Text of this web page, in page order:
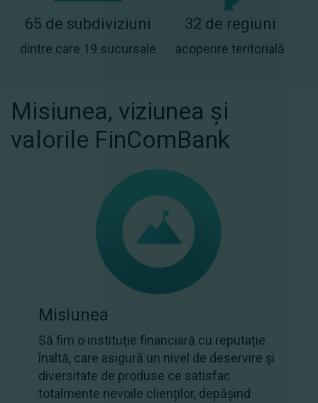
65 de subdiviziuni
dintre care 19 sucursale
32 de regiuni
acoperire teritorială
Misiunea, viziunea și
valorile FinComBank
Misiunea
Să fim o instituție financiară cu reputație
înaltă, care asigură un nivel de deservire și
diversitate de produse ce satisfac
totalmente nevoile clienților, depășind